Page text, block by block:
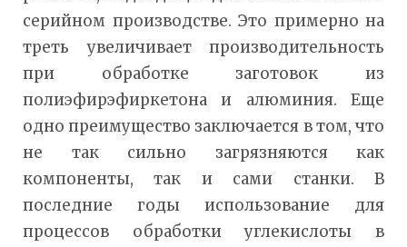
серийном производстве. Это примерно на
треть увеличивает производительность
при обработке заготовок из
полиэфирэфиркетона и алюминия. Еще
одно преимущество заключается в том, что
не так сильно загрязняются как
компоненты, так и сами станки. В
последние годы использование для
процессов обработки углекислоты в